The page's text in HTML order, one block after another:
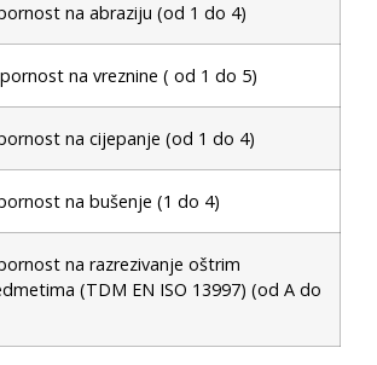
na abraziju (od 1 do 4)
na vreznine ( od 1 do 5)
na cijepanje (od 1 do 4)
na bušenje (1 do 4)
na razrezivanje oštrim
(TDM EN ISO 13997) (od A do